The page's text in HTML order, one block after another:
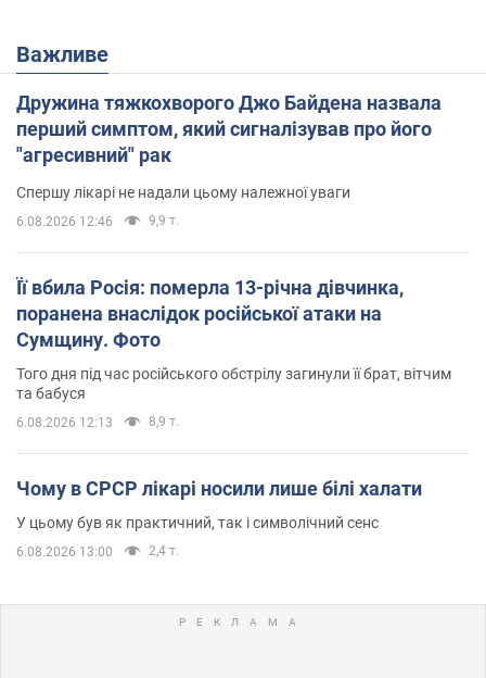
Важливе
Дружина тяжкохворого Джо Байдена назвала
перший симптом, який сигналізував про його
"агресивний" рак
Спершу лікарі не надали цьому належної уваги
6.08.2026 12:46 9,9 т.
Її вбила Росія: померла 13-річна дівчинка,
поранена внаслідок російської атаки на
Сумщину. Фото
Того дня під час російського обстрілу загинули її брат, вітчим
та бабуся
6.08.2026 12:13 8,9 т.
Чому в СРСР лікарі носили лише білі халати
У цьому був як практичний, так і символічний сенс
6.08.2026 13:00 2,4 т.